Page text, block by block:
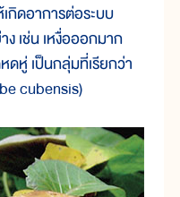
ดอาการต่อระบบ
เช่น เหงื่อออกมาก
ดหู่ เป็นกลุ่มที่เรียกว่า
cubensis)